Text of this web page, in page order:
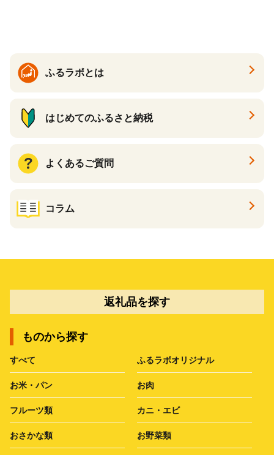
ふるラボとは
はじめてのふるさと納税
よくあるご質問
コラム
返礼品を探す
ものから探す
すべて ふるラボオリジナル
お米・パン お肉
フルーツ類 カニ・エビ
おさかな類 お野菜類